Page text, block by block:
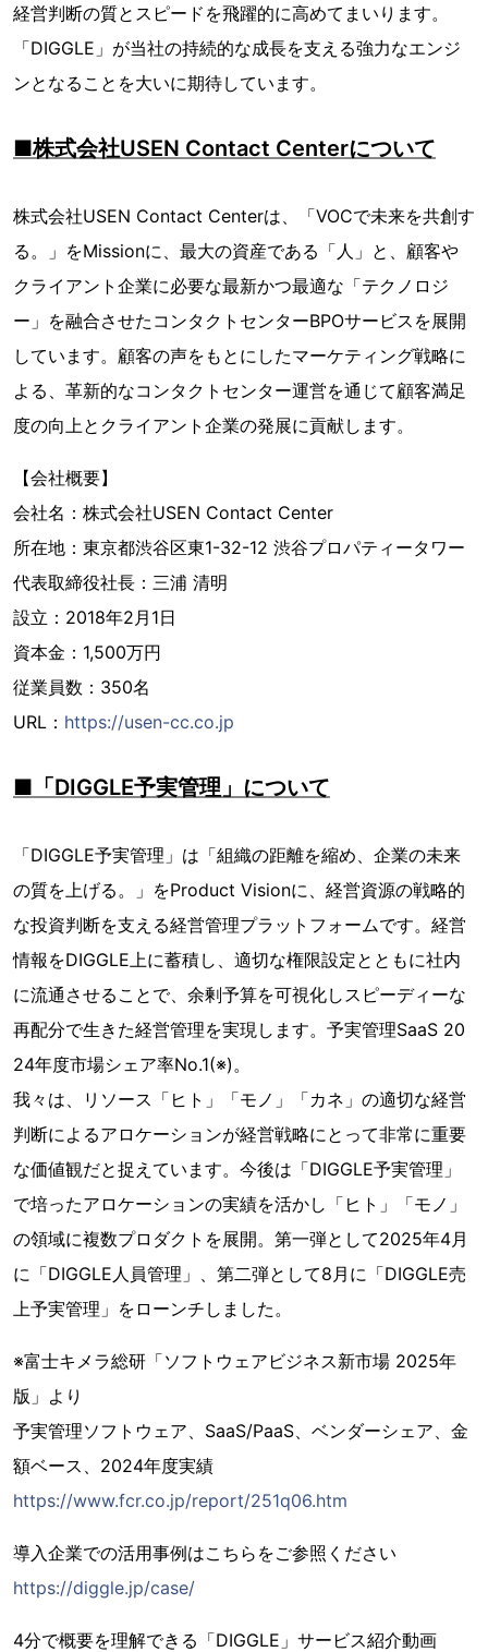
経営判断の質とスピードを飛躍的に高めてまいります。
「DIGGLE」が当社の持続的な成長を支える強力なエンジ
ンとなることを大いに期待しています。
■株式会社USEN Contact Centerについて
株式会社USEN Contact Centerは、「VOCで未来を共創す
る。」をMissionに、最大の資産である「人」と、顧客や
クライアント企業に必要な最新かつ最適な「テクノロジ
ー」を融合させたコンタクトセンターBPOサービスを展開
しています。顧客の声をもとにしたマーケティング戦略に
よる、革新的なコンタクトセンター運営を通じて顧客満足
度の向上とクライアント企業の発展に貢献します。
【会社概要】
会社名：株式会社USEN Contact Center
所在地：東京都渋谷区東1-32-12 渋谷プロパティータワー
代表取締役社長：三浦 清明
設立：2018年2月1日
資本金：1,500万円
従業員数：350名
URL： https://usen-cc.co.jp
■「DIGGLE予実管理」について
「DIGGLE予実管理」は「組織の距離を縮め、企業の未来
の質を上げる。」をProduct Visionに、経営資源の戦略的
な投資判断を支える経営管理プラットフォームです。経営
情報をDIGGLE上に蓄積し、適切な権限設定とともに社内
に流通させることで、余剰予算を可視化しスピーディーな
再配分で生きた経営管理を実現します。予実管理SaaS 20
24年度市場シェア率No.1(※)。
我々は、リソース「ヒト」「モノ」「カネ」の適切な経営
判断によるアロケーションが経営戦略にとって非常に重要
な価値観だと捉えています。今後は「DIGGLE予実管理」
で培ったアロケーションの実績を活かし「ヒト」「モノ」
の領域に複数プロダクトを展開。第一弾として2025年4月
に「DIGGLE人員管理」、第二弾として8月に「DIGGLE売
上予実管理」をローンチしました。
※富士キメラ総研「ソフトウェアビジネス新市場 2025年
版」より
予実管理ソフトウェア、SaaS/PaaS、ベンダーシェア、金
額ベース、2024年度実績
https://www.fcr.co.jp/report/251q06.htm
導入企業での活用事例はこちらをご参照ください
https://diggle.jp/case/
4分で概要を理解できる「DIGGLE」サービス紹介動画